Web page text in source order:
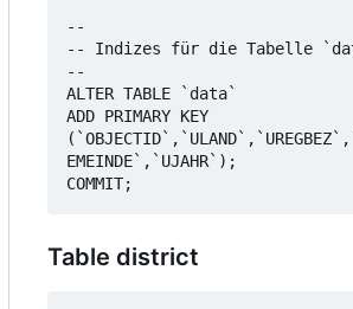
--
-- Indizes für die Tabelle
--
ALTER TABLE `data`
ADD PRIMARY KEY
EMEINDE`,`UJAHR`);
Table district